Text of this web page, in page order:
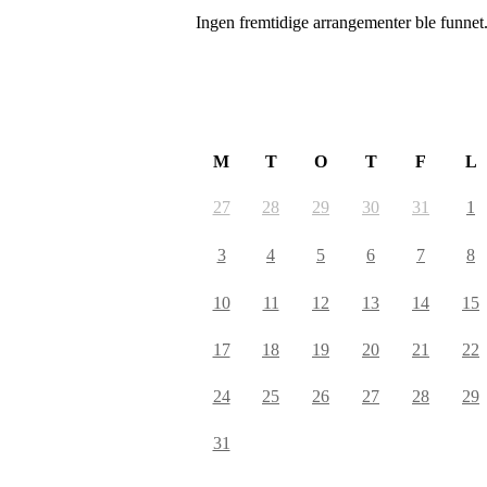
Ingen fremtidige arrangementer ble funnet.
M T O T F L
27 28 29 30 31 1
3 4 5 6 7 8
10 11 12 13 14 15
17 18 19 20 21 22
24 25 26 27 28 29
31